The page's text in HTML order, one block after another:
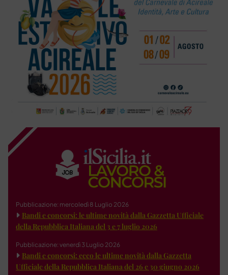
Pubblicazione: mercoledì 8 Luglio 2026
Bandi e concorsi: le ultime novità dalla Gazzetta Ufficiale
della Repubblica Italiana del 3 e 7 luglio 2026
Pubblicazione: venerdì 3 Luglio 2026
Bandi e concorsi: ecco le ultime novità dalla Gazzetta
Ufficiale della Repubblica Italiana del 26 e 30 giugno 2026